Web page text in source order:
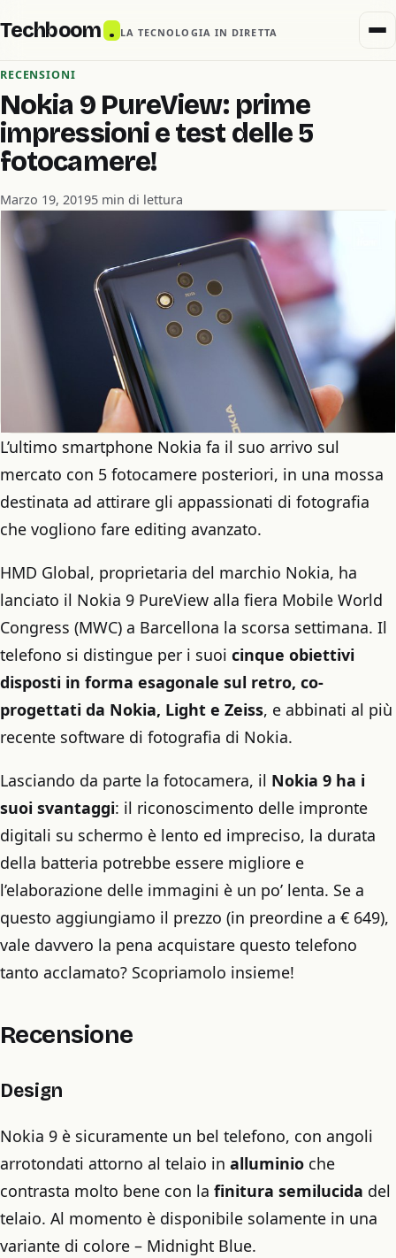
Techboom . LA TECNOLOGIA IN DIRETTA
RECENSIONI
Nokia 9 PureView: prime
impressioni e test delle 5
fotocamere!
Marzo 19, 20195 min di lettura
L’ultimo smartphone Nokia fa il suo arrivo sul
mercato con 5 fotocamere posteriori, in una mossa
destinata ad attirare gli appassionati di fotografia
che vogliono fare editing avanzato.
HMD Global, proprietaria del marchio Nokia, ha
lanciato il Nokia 9 PureView alla fiera Mobile World
Congress (MWC) a Barcellona la scorsa settimana. Il
telefono si distingue per i suoi cinque obiettivi
disposti in forma esagonale sul retro, co-
progettati da Nokia, Light e Zeiss, e abbinati al più
recente software di fotografia di Nokia.
Lasciando da parte la fotocamera, il Nokia 9 ha i
suoi svantaggi: il riconoscimento delle impronte
digitali su schermo è lento ed impreciso, la durata
della batteria potrebbe essere migliore e
l’elaborazione delle immagini è un po’ lenta. Se a
questo aggiungiamo il prezzo (in preordine a € 649),
vale davvero la pena acquistare questo telefono
tanto acclamato? Scopriamolo insieme!
Recensione
Design
Nokia 9 è sicuramente un bel telefono, con angoli
arrotondati attorno al telaio in alluminio che
contrasta molto bene con la finitura semilucida del
telaio. Al momento è disponibile solamente in una
variante di colore – Midnight Blue.